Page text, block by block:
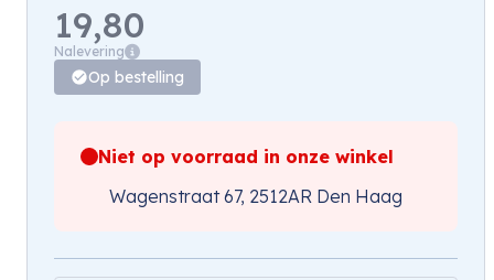
19,80
Nalevering
Op bestelling
Niet op voorraad in onze winkel
Wagenstraat 67, 2512AR Den Haag